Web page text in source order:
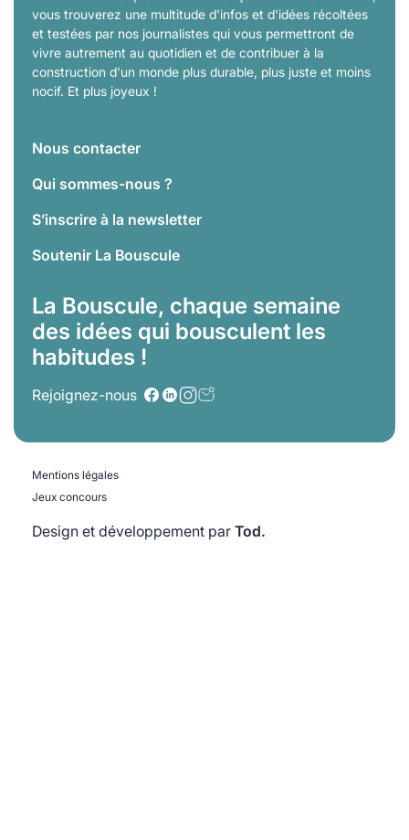
vous trouverez une multitude d'infos et d'idées récoltées
et testées par nos journalistes qui vous permettront de
vivre autrement au quotidien et de contribuer à la
construction d'un monde plus durable, plus juste et moins
nocif. Et plus joyeux !
Nous contacter
Qui sommes-nous ?
S’inscrire à la newsletter
Soutenir La Bouscule
La Bouscule, chaque semaine
des idées qui bousculent les
habitudes !
Rejoignez-nous
Mentions légales
Jeux concours
Design et développement par Tod.